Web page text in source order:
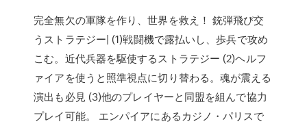
完全無欠の軍隊を作り、世界を救え！ 銃弾飛び交
うストラテジー| (1)戦闘機で露払いし、歩兵で攻め
こむ。近代兵器を駆使するストラテジー (2)ヘルフ
ァイアを使うと照準視点に切り替わる。魂が震える
演出も必見 (3)他のプレイヤーと同盟を組んで協力
プレイ可能。 エンパイアにあるカジノ・パリスで